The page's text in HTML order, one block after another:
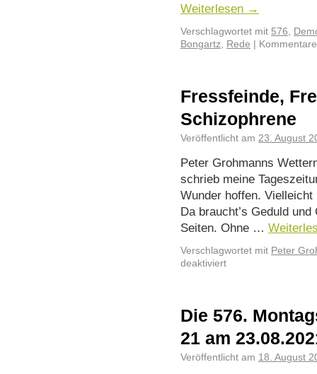
Weiterlesen →
Verschlagwortet mit 576,
Bongartz, Rede
Fressfeinde,
Schizophrene
Veröffentlicht am 23. August
Peter Grohmanns
schrieb meine
Wunder hoffen.
Da braucht’s Geduld
Seiten. Ohne …
Verschlagwortet mit Peter
deaktiviert
Die 576.
21 am
Veröffentlicht am 18. August